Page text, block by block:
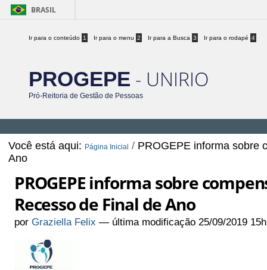
BRASIL
Ir para o conteúdo 1 Ir para o menu 2 Ir para a Busca 3 Ir para o rodapé 4
PROGEPE - UNIRIO
Pró-Reitoria de Gestão de Pessoas
Você está aqui: Página Inicial / PROGEPE informa sobre
Ano
PROGEPE informa sobre
Recesso de Final de Ano
porGraziella Felix — última modificação 25/09/2019